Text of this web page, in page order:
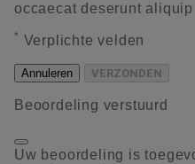
occaecat deserunt
* Verplichte velden
Annuleren VERZONDEN
Beoordeling verstuurd
Uw beoordeling is